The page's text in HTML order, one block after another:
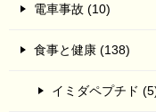
電車事故 (10)
食事と健康 (138)
イミダペプチド